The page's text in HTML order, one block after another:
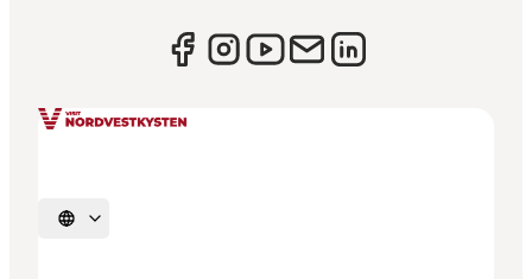
Sprache auswählen